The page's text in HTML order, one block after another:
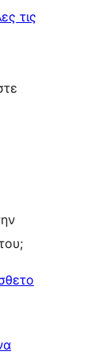
τις